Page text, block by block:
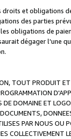
et obligations
des parties
obligations de
dégager l'une
TOUT PRODUIT
DOMAINE ET
PAR NOUS OU
COLLECTIVEMENT